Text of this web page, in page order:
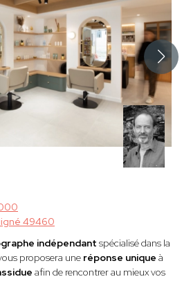
49460
indépendant spécialisé dans la
proposera une réponse unique à
afin de rencontrer au mieux vos